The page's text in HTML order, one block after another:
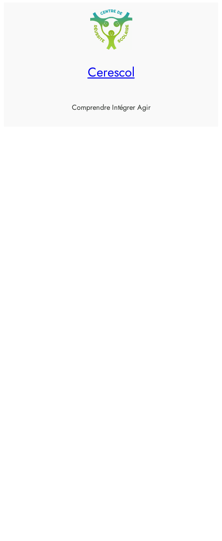
Cerescol
Comprendre Intégrer Agir